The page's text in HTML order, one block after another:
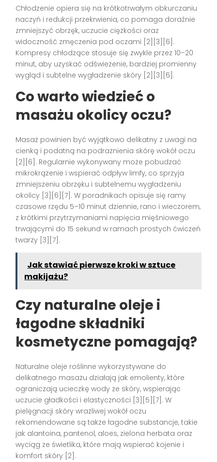
Chłodzenie opiera się na krótkotrwałym obkurczaniu
naczyń i redukcji przekrwienia, co pomaga doraźnie
zmniejszyć obrzęk, uczucie ciężkości oraz
widoczność zmęczenia pod oczami [2][3][6].
Kompresy chłodzące stosuje się zwykle przez 10–20
minut, aby uzyskać odświeżenie, bardziej promienny
wygląd i subtelne wygładzenie skóry [2][3][6].
Co warto wiedzieć o
masażu okolicy oczu?
Masaż powinien być wyjątkowo delikatny z uwagi na
cienką i podatną na podrażnienia skórę wokół oczu
[2][6]. Regularnie wykonywany może pobudzać
mikrokrążenie i wspierać odpływ limfy, co sprzyja
zmniejszeniu obrzęku i subtelnemu wygładzeniu
okolicy [3][6][7]. W poradnikach opisuje się ramy
czasowe rzędu 5–10 minut dziennie, rano i wieczorem,
z krótkimi przytrzymaniami napięcia mięśniowego
trwającymi do 15 sekund w ramach prostych ćwiczeń
twarzy [3][7].
Jak stawiać pierwsze kroki w sztuce
makijażu?
Czy naturalne oleje i
łagodne składniki
kosmetyczne pomagają?
Naturalne oleje roślinne wykorzystywane do
delikatnego masażu działają jak emolienty, które
ograniczają ucieczkę wody ze skóry, wspierając
uczucie gładkości i elastyczności [3][5][7]. W
pielęgnacji skóry wrażliwej wokół oczu
rekomendowane są także łagodne substancje, takie
jak alantoina, pantenol, aloes, zielona herbata oraz
wyciąg ze świetlika, które mają wspierać kojenie i
komfort skóry [2].